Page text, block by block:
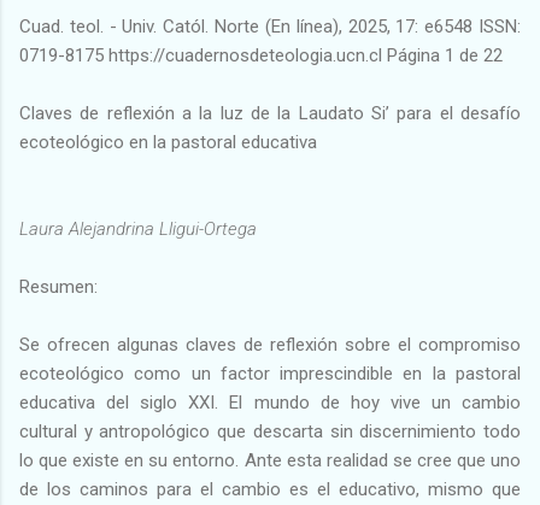
Cuad. teol. - Univ. Catól. Norte (En línea), 2025, 17: e6548 ISSN:
0719-8175 https://cuadernosdeteologia.ucn.cl Página 1 de 22
Claves de reflexión a la luz de la Laudato Si’ para el desafío
ecoteológico en la pastoral educativa
Laura Alejandrina Lligui-Ortega
Resumen:
Se ofrecen algunas claves de reflexión sobre el compromiso
ecoteológico como un factor imprescindible en la pastoral
educativa del siglo XXI. El mundo de hoy vive un cambio
cultural y antropológico que descarta sin discernimiento todo
lo que existe en su entorno. Ante esta realidad se cree que uno
de los caminos para el cambio es el educativo, mismo que